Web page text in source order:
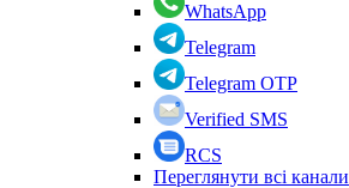
WhatsApp
Telegram
Telegram OTP
Verified SMS
RCS
Переглянути всі канали